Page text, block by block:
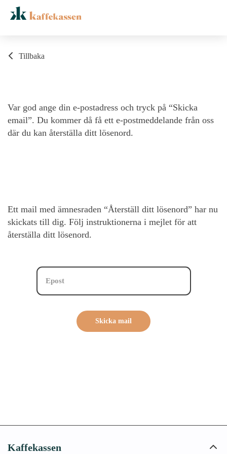
Tillbaka
Var god ange din e-postadress och tryck på “Skicka
email”. Du kommer då få ett e-postmeddelande från oss
där du kan återställa ditt lösenord.
Ett mail med ämnesraden “Återställ ditt lösenord” har nu
skickats till dig. Följ instruktionerna i mejlet för att
återställa ditt lösenord.
Skicka mail
Kaffekassen